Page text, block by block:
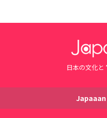
日本の文化と
Japaaan